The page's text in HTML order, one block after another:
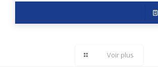
Voir plus